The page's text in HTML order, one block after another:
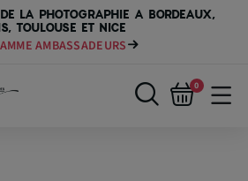
LA PHOTOGRAPHIE A BORDEAUX,
TOULOUSE ET NICE
AMBASSADEURS
0